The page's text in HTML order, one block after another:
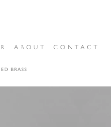
ABOUT CONTACT
BRASS